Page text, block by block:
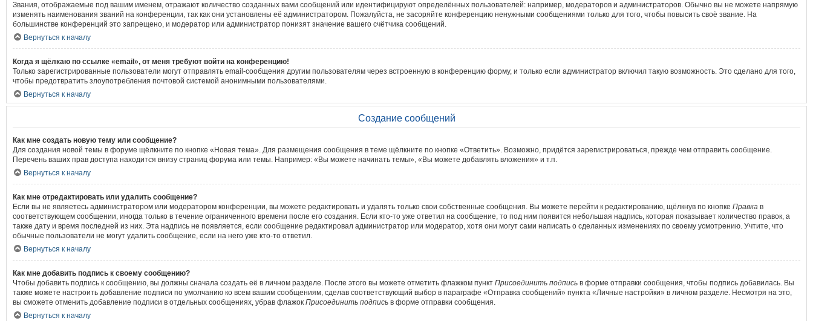
Звания, отображаемые под вашим именем, отражают количество созданных вами сообщений или идентифицируют определённых пользователей: например, модераторов и администраторов. Обычно вы не можете напрямую
изменять наименования званий на конференции, так как они установлены её администратором. Пожалуйста, не засоряйте конференцию ненужными сообщениями только для того, чтобы повысить своё звание. На
большинстве конференций это запрещено, и модератор или администратор понизят значение вашего счётчика сообщений.
Вернуться к началу
Когда я щёлкаю по ссылке «email», от меня требуют войти на конференцию!
Только зарегистрированные пользователи могут отправлять email-сообщения другим пользователям через встроенную в конференцию форму, и только если администратор включил такую возможность. Это сделано для того,
чтобы предотвратить злоупотребления почтовой системой анонимными пользователями.
Вернуться к началу
Создание сообщений
Как мне создать новую тему или сообщение?
Для создания новой темы в форуме щёлкните по кнопке «Новая тема». Для размещения сообщения в теме щёлкните по кнопке «Ответить». Возможно, придётся зарегистрироваться, прежде чем отправить сообщение.
Перечень ваших прав доступа находится внизу страниц форума или темы. Например: «Вы можете начинать темы», «Вы можете добавлять вложения» и т.п.
Вернуться к началу
Как мне отредактировать или удалить сообщение?
Если вы не являетесь администратором или модератором конференции, вы можете редактировать и удалять только свои собственные сообщения. Вы можете перейти к редактированию, щёлкнув по кнопке Правка в
соответствующем сообщении, иногда только в течение ограниченного времени после его создания. Если кто-то уже ответил на сообщение, то под ним появится небольшая надпись, которая показывает количество правок, а
также дату и время последней из них. Эта надпись не появляется, если сообщение редактировал администратор или модератор, хотя они могут сами написать о сделанных изменениях по своему усмотрению. Учтите, что
обычные пользователи не могут удалить сообщение, если на него уже кто-то ответил.
Вернуться к началу
Как мне добавить подпись к своему сообщению?
Чтобы добавить подпись к сообщению, вы должны сначала создать её в личном разделе. После этого вы можете отметить флажком пункт Присоединить подпись в форме отправки сообщения, чтобы подпись добавилась. Вы
также можете настроить добавление подписи по умолчанию ко всем вашим сообщениям, сделав соответствующий выбор в параграфе «Отправка сообщений» пункта «Личные настройки» в личном разделе. Несмотря на это,
вы сможете отменить добавление подписи в отдельных сообщениях, убрав флажок Присоединить подпись в форме отправки сообщения.
Вернуться к началу